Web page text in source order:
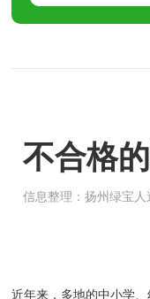
不合格
信息整理：扬州绿宝人
近年来，多地的中小学